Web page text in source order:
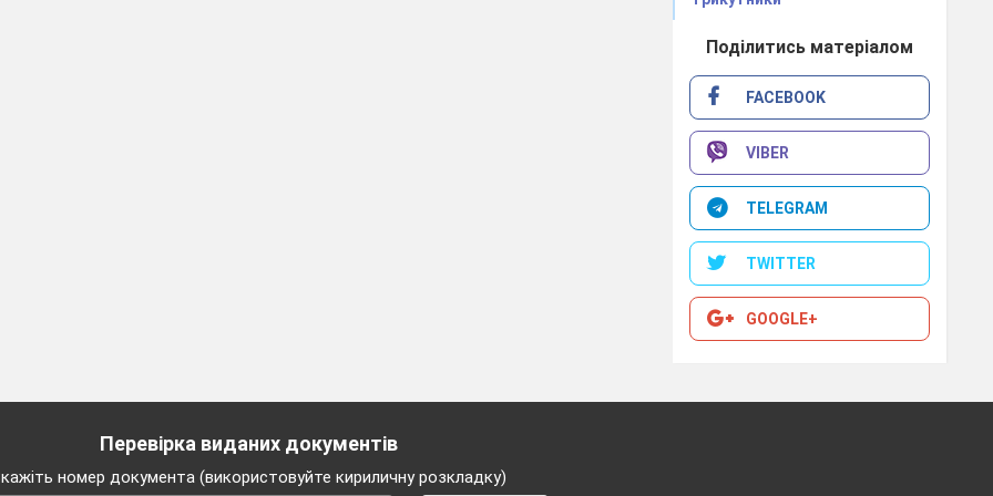
Поділитись матеріалом
FACEBOOK
VIBER
TELEGRAM
TWITTER
GOOGLE+
Перевірка виданих документів
номер документа (використовуйте кириличну розкладку)